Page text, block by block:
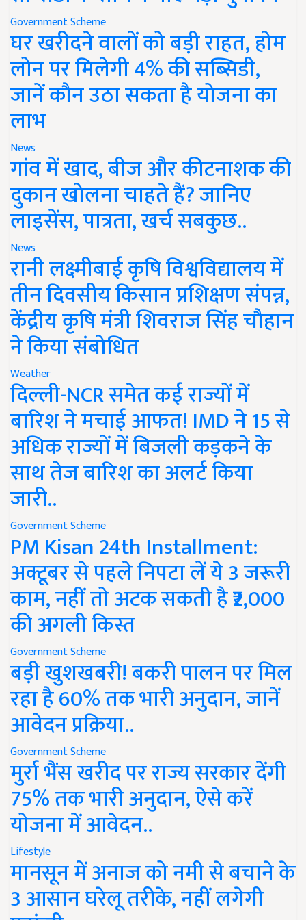
Government Scheme
घर खरीदने वालों को बड़ी राहत, होम
लोन पर मिलेगी 4% की सब्सिडी,
जानें कौन उठा सकता है योजना का
लाभ
News
गांव में खाद, बीज और कीटनाशक की
दुकान खोलना चाहते हैं? जानिए
लाइसेंस, पात्रता, खर्च सबकुछ..
News
रानी लक्ष्मीबाई कृषि विश्वविद्यालय में
तीन दिवसीय किसान प्रशिक्षण संपन्न,
केंद्रीय कृषि मंत्री शिवराज सिंह चौहान
ने किया संबोधित
Weather
दिल्ली-NCR समेत कई राज्यों में
बारिश ने मचाई आफत! IMD ने 15 से
अधिक राज्यों में बिजली कड़कने के
साथ तेज बारिश का अलर्ट किया
जारी..
Government Scheme
PM Kisan 24th Installment:
अक्टूबर से पहले निपटा लें ये 3 जरूरी
काम, नहीं तो अटक सकती है ₹2,000
की अगली किस्त
Government Scheme
बड़ी खुशखबरी! बकरी पालन पर मिल
रहा है 60% तक भारी अनुदान, जानें
आवेदन प्रक्रिया..
Government Scheme
मुर्रा भैंस खरीद पर राज्य सरकार देंगी
75% तक भारी अनुदान, ऐसे करें
योजना में आवेदन..
Lifestyle
मानसून में अनाज को नमी से बचाने के
3 आसान घरेलू तरीके, नहीं लगेगी